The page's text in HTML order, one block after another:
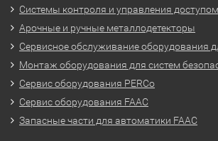
Системы контроля и управления доступом
Арочные и ручные металлодетекторы
Сервисное обслуживание оборудования
Монтаж оборудования для систем
Сервис оборудования PERCo
Сервис оборудования FAAC
Запасные части для автоматики FAAC